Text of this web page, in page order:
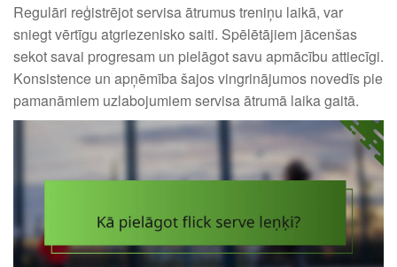
Regulāri reģistrējot servisa ātrumus treniņu laikā, var
sniegt vērtīgu atgriezenisko saiti. Spēlētājiem jācenšas
sekot savai progresam un pielāgot savu apmācību attiecīgi.
Konsistence un apņēmība šajos vingrinājumos novedīs pie
pamanāmiem uzlabojumiem servisa ātrumā laika gaitā.